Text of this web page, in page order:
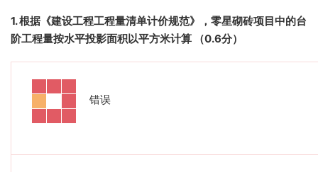
1.根据《建设工程工程量清单计价规范》，零星砌砖项目中的台
阶工程量按水平投影面积以平方米计算
（0.6分）
错误